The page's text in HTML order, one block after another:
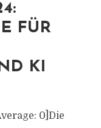
FÜR
KI
0]Die